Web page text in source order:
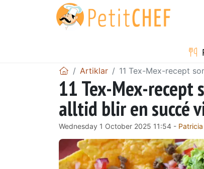
Artiklar 11 Tex-Mex-recept
11 Tex-Mex-recept
alltid blir en succé
Wednesday 1 October 2025 11:54 -